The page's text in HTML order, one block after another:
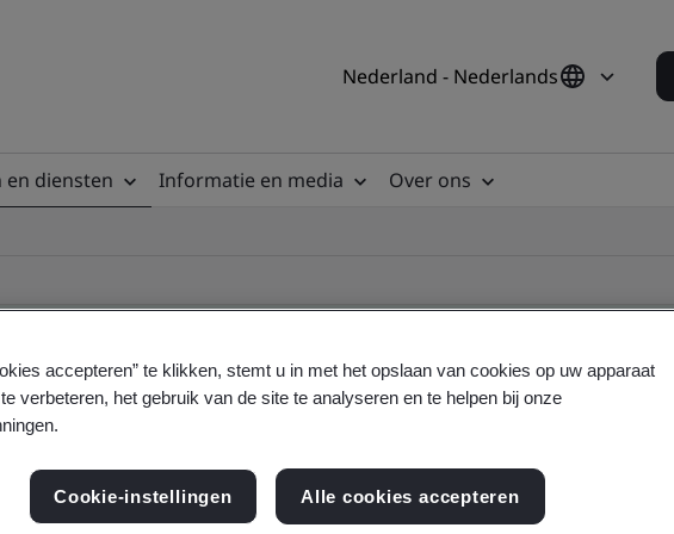
Nederland - Nederlands
en diensten Informatie en media
Over ons
- Validation and Verification
accepteren” te klikken, stemt u in met het opslaan van cookies op uw apparaat
verbeteren, het gebruik van de site te analyseren en te helpen bij onze
Cookie-instellingen Alle cookies accepteren